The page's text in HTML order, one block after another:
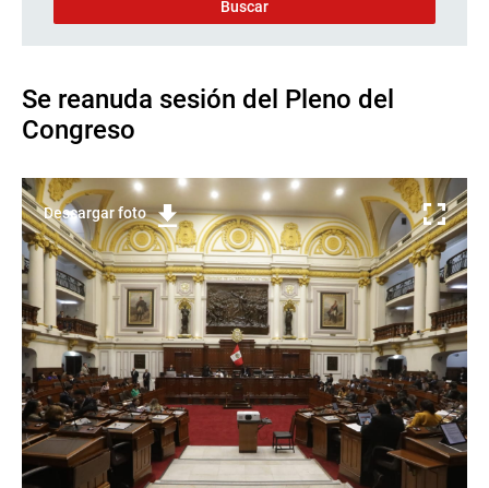
Se reanuda sesión del Pleno del
Congreso
Descargar foto